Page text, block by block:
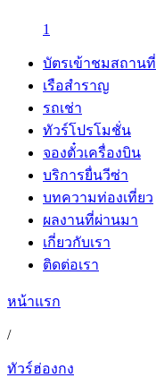
1
บัตรเข้าชมสถานที่
เรือสำราญ
รถเช่า
ทัวร์โปรโมชั่น
จองตั๋วเครื่องบิน
บริการยื่นวีซ่า
บทความท่องเที่ยว
ผลงานที่ผ่านมา
เกี่ยวกับเรา
ติดต่อเรา
หน้าแรก
/
ทัวร์ฮ่องกง